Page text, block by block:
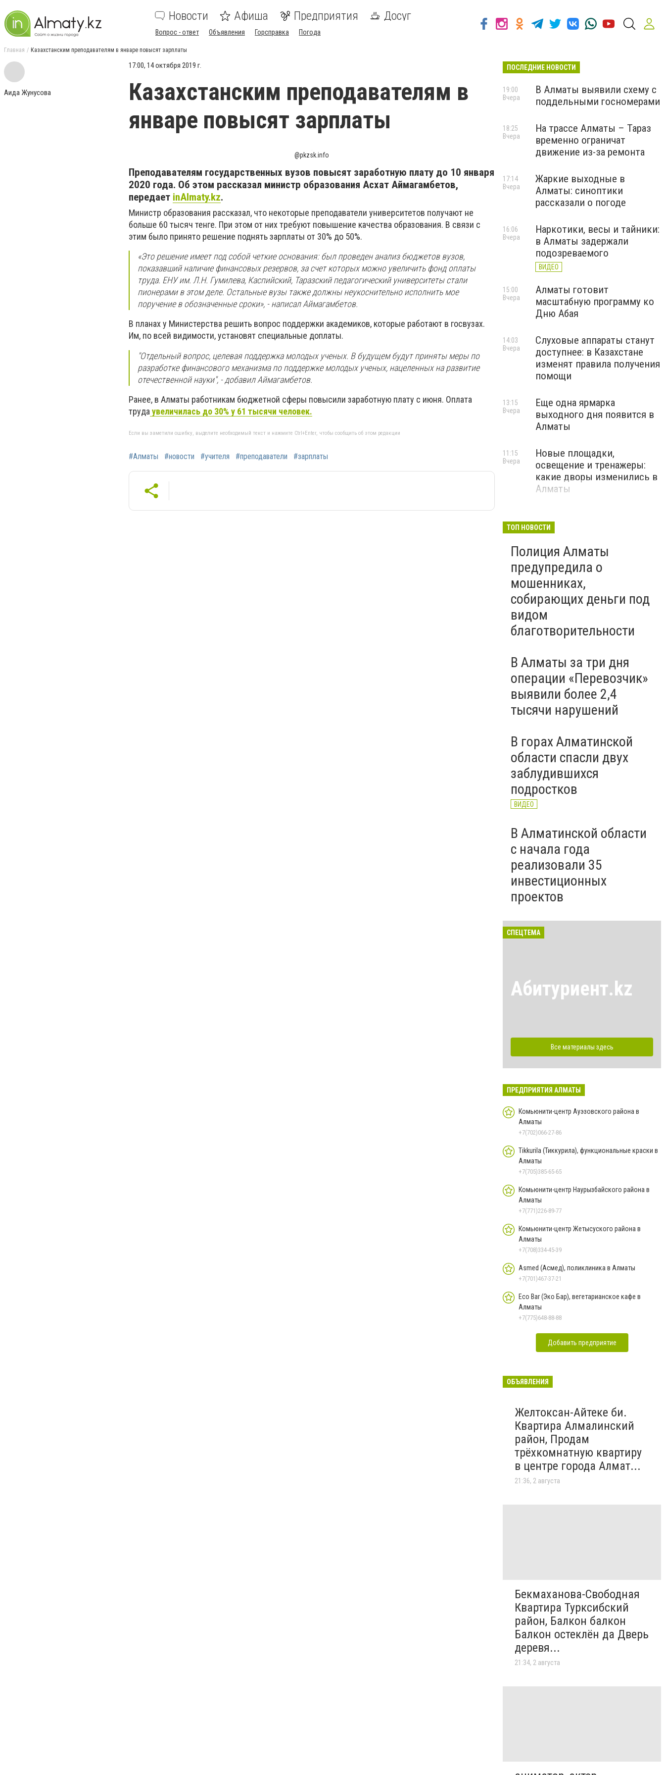
Новости Афиша Предприятия Досуг
Вопрос - ответ Объявления Горсправка Погода
Главная Казахстанским преподавателям в январе повысят зарплаты
Аида Жунусова
17:00, 14 октября 2019 г.
Казахстанским преподавателям в
январе повысят зарплаты
@pkzsk.info
Преподавателям государственных вузов повысят заработную плату до 10 января
2020 года. Об этом рассказал министр образования Асхат Аймагамбетов,
передает inAlmaty.kz.
Министр образования рассказал, что некоторые преподаватели университетов получают не
больше 60 тысяч тенге. При этом от них требуют повышение качества образования. В связи с
этим было принято решение поднять зарплаты от 30% до 50%.
«Это решение имеет под собой четкие основания: был проведен анализ бюджетов вузов,
показавший наличие финансовых резервов, за счет которых можно увеличить фонд оплаты
труда. ЕНУ им. Л.Н. Гумилева, Каспийский, Таразский педагогический университеты стали
пионерами в этом деле. Остальные вузы также должны неукоснительно исполнить мое
поручение в обозначенные сроки», - написал Аймагамбетов.
В планах у Министерства решить вопрос поддержки академиков, которые работают в госвузах.
Им, по всей видимости, установят специальные доплаты.
"Отдельный вопрос, целевая поддержка молодых ученых. В будущем будут приняты меры по
разработке финансового механизма по поддержке молодых ученых, нацеленных на развитие
отечественной науки", - добавил Аймагамбетов.
Ранее, в Алматы работникам бюджетной сферы повысили заработную плату с июня. Оплата
труда увеличилась до 30% у 61 тысячи человек.
Если вы заметили ошибку, выделите необходимый текст и нажмите Ctrl+Enter, чтобы сообщить об этом редакции
#Алматы #новости #учителя #преподаватели #зарплаты
ПОСЛЕДНИЕ НОВОСТИ
В Алматы выявили схему с
поддельными госномерами
19:00
Вчера
На трассе Алматы – Тараз
временно ограничат
движение из-за ремонта
18:25
Вчера
Жаркие выходные в
Алматы: синоптики
рассказали о погоде
17:14
Вчера
Наркотики, весы и тайники:
в Алматы задержали
подозреваемого
ВИДЕО
16:06
Вчера
Алматы готовит
масштабную программу ко
Дню Абая
15:00
Вчера
Слуховые аппараты станут
доступнее: в Казахстане
изменят правила получения
помощи
14:03
Вчера
Еще одна ярмарка
выходного дня появится в
Алматы
13:15
Вчера
Новые площадки,
освещение и тренажеры:
какие дворы изменились в
Алматы
11:15
Вчера
ТОП НОВОСТИ
Полиция Алматы
предупредила о
мошенниках,
собирающих деньги под
видом
благотворительности
В Алматы за три дня
операции «Перевозчик»
выявили более 2,4
тысячи нарушений
В горах Алматинской
области спасли двух
заблудившихся
подростков
ВИДЕО
В Алматинской области
с начала года
реализовали 35
инвестиционных
проектов
СПЕЦТЕМА
Абитуриент.kz
Все материалы здесь
ПРЕДПРИЯТИЯ АЛМАТЫ
Комьюнити-центр Ауэзовского района в
Алматы
+7(702)066-27-86
Tikkurila (Тиккурила), функциональные краски в
Алматы
+7(705)385-65-65
Комьюнити-центр Наурызбайского района в
Алматы
+7(771)226-89-77
Комьюнити-центр Жетысуского района в
Алматы
+7(708)334-45-39
Asmed (Асмед), поликлиника в Алматы
+7(701)467-37-21
Eco Bar (Эко Бар), вегетарианское кафе в
Алматы
+7(775)648-88-88
Добавить предприятие
ОБЪЯВЛЕНИЯ
Желтоксан-Айтеке би.
Квартира Алмалинский
район, Продам
трёхкомнатную квартиру
в центре города Алмат...
21:36, 2 августа
Бекмаханова-Свободная
Квартира Турксибский
район, Балкон балкон
Балкон остеклён да Дверь
деревя...
21:34, 2 августа